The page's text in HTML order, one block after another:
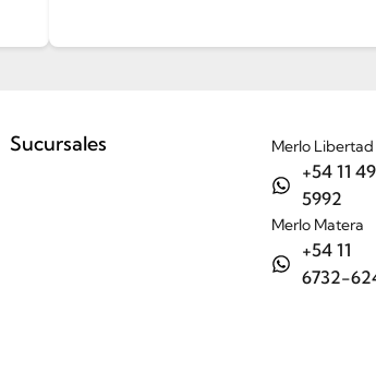
Sucursales Merlo Libertad
+54 11
5992
Merlo Matera
+54 11
6732-